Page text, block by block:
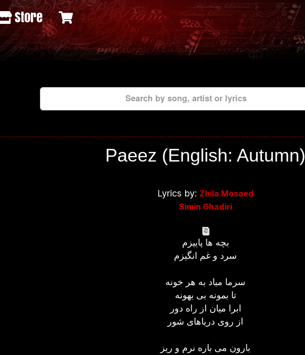
Store
Search by song, artist or lyrics
Paeez (English: Autumn)
Lyrics by: Zhila Mosaed
Simin Ghadiri
بچه ها پاييزم
سرد و غم انگيزم
سرما مياد به هر خونه
تا بمونه بی بهونه
ابرا ميان از راه دور
از روی درياهای شور
بارون می باره نرم و ريز